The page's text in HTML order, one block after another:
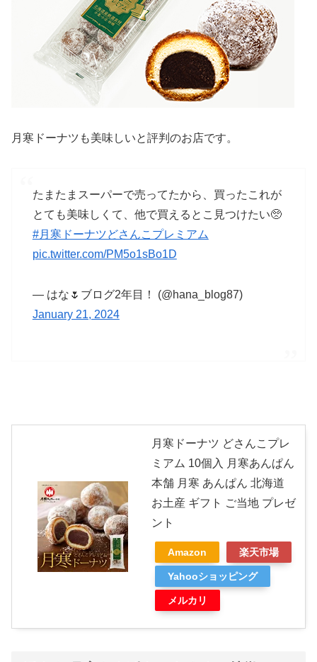
月寒ドーナツも美味しいと評判のお店です。
たまたまスーパーで売ってたから、買ったこれが
とても美味しくて、他で買えるとこ見つけたい🥺
#月寒ドーナツどさんこプレミアム
pic.twitter.com/PM5o1sBo1D
— はな🌷ブログ2年目！ (@hana_blog87)
January 21, 2024
月寒ドーナツ どさんこプレ
ミアム 10個入 月寒あんぱん
本舗 月寒 あんぱん 北海道
お土産 ギフト ご当地 プレゼ
ント
Amazon 楽天市場
Yahooショッピング
メルカリ